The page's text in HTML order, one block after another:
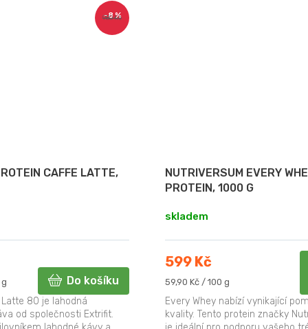
980 Kč
–8 %
CAFFE LATTE,
Do košíku
80 je lahodná
od společnosti Extrifit.
NUTRIVERSUM EVERY
PROTEIN, 1000 G
skladem
599 Kč
Měrná
59,90 Kč / 100 g
Every Whey nabízí vynikající
kvality. Tento protein značky